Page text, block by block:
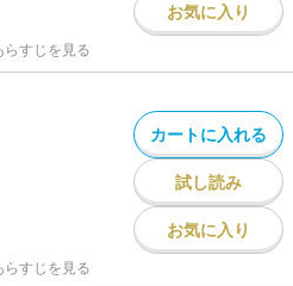
お気に入り
らすじを見る
カートに入れる
試し読み
お気に入り
らすじを見る